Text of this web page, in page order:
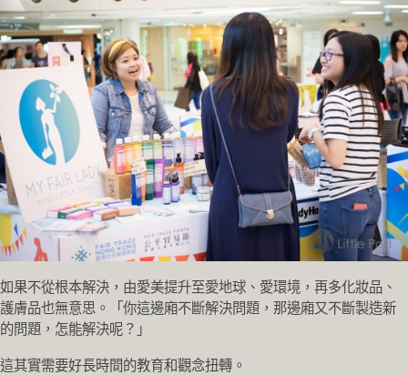
如果不從根本解決，由愛美提升至愛地球、愛環境，再多化妝品、
護膚品也無意思。「你這邊廂不斷解決問題，那邊廂又不斷製造新
的問題，怎能解決呢？」
這其實需要好長時間的教育和觀念扭轉。